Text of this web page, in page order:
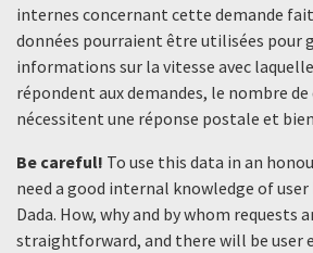
internes concernant cette demande
données pourraient être utilisées pour
informations sur la vitesse avec
répondent aux demandes, le nombre de
nécessitent une réponse postale et
Be careful! To use this data in an
need a good internal knowledge of user
Dada. How, why and by whom requests
straightforward, and there will be user